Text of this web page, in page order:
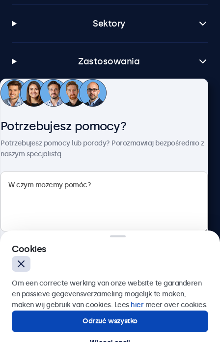
Sektory
Zastosowania
Obsługa klienta
Polski
Potrzebujesz pomocy?
Potrzebujesz pomocy lub porady? Porozmawiaj bezpośrednio z
naszym specjalistą.
Wyślij
Lub zadzwoń pod numer:22 397 04 43
Potrzebujesz pomocy?
Kontakt ze specjalistą.
Cookies
Om een correcte werking van onze website te garanderen
en passieve gegevensverzameling mogelijk te maken,
maken wij gebruik van cookies. Lees hiermeer over cookies.
Odrzuć wszystko